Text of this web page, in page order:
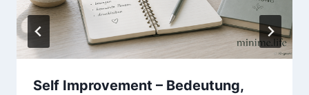
Self Improvement – Bedeutung,